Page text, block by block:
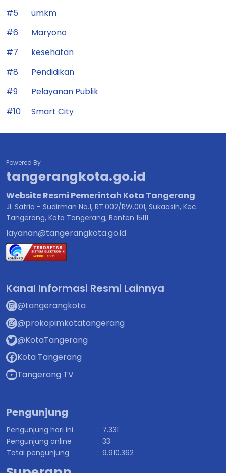
#5
umkm
#6
Maryono
#7
kesehatan
#8
Pendidikan
#9
Pelayanan Publik
#10
Smart City
Powered By
tangerangkota.go.id
Website Resmi Pemerintah Kota Tangerang
Jl. Satria - Sudirman No.1, RT.002/RW.001, Sukaasih, Kec.
Tangerang, Kota Tangerang, Banten 15111
layanan@tangerangkota.go.id
Kanal Informasi Resmi Lainnya
@tangerangkota
@prokopimkotatangerang
@KotaTangerang
Kota Tangerang
Tangerang TV
Pengunjung
Pengunjung hari ini : 7.331
Pengunjung online
: 33
Total pengunjung
: 9.910.362